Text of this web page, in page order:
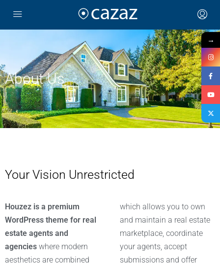
About Us
Your Vision Unrestricted
Houzez is a premium
WordPress theme for real
estate agents and
agencies where modern
aesthetics are combined
which allows you to own
and maintain a real estate
marketplace, coordinate
your agents, accept
submissions and offer
→